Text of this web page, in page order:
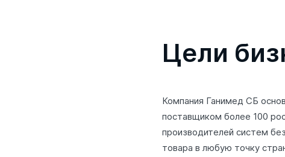
Цели
Компания Ганимед СБ
поставщиком более 100
производителей систем
товара в любую точку